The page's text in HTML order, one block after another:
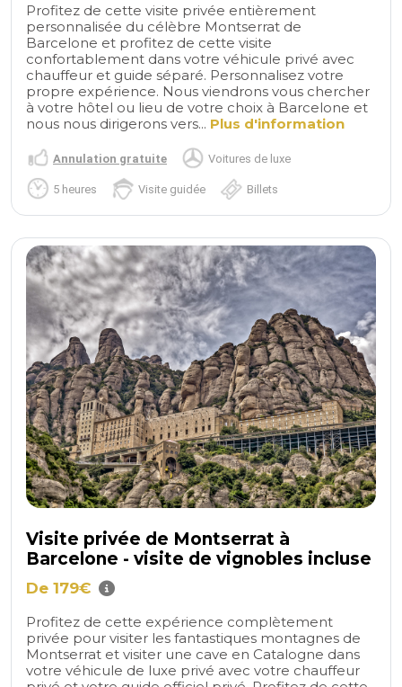
Profitez de cette visite privée entièrement
personnalisée du célèbre Montserrat de
Barcelone et profitez de cette visite
confortablement dans votre véhicule privé avec
chauffeur et guide séparé. Personnalisez votre
propre expérience. Nous viendrons vous chercher
à votre hôtel ou lieu de votre choix à Barcelone et
nous nous dirigerons vers... Plus d'information
Annulation gratuite Voitures de luxe
5 heures Visite guidée Billets
Visite privée de Montserrat à
Barcelone - visite de vignobles incluse
De 179€
Profitez de cette expérience complètement
privée pour visiter les fantastiques montagnes de
Montserrat et visiter une cave en Catalogne dans
votre véhicule de luxe privé avec votre chauffeur